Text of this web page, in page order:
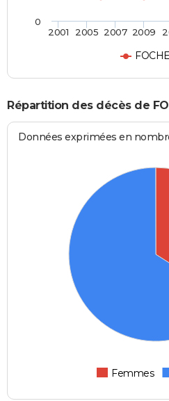
2001 2005 2007 2009
0
Répartition des décès de
Données exprimées en
Femmes